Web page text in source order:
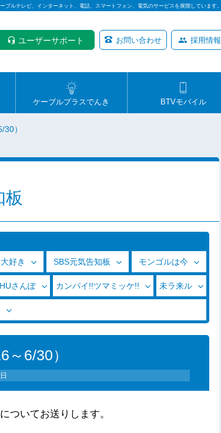
ブルテレビ、インターネット、電話、スマートフォン、電気のサービスを展開しています。
ユーザーサポート お問い合わせ 採用情報
ケーブルプラスでんき BTVモバイル
）
板
好き SBS元気告知板 モンゴルは今
さんぽ カンパイ!!ツマミッケ!! 未ラ来ル
6/30）
ついてお送りします。